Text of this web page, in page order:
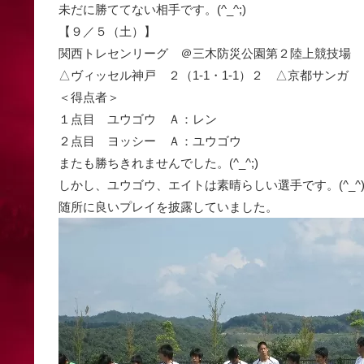
未だに勝ててない相手です。(^_^;)
【９／５（土）】
関西トレセンリーグ ＠三木防災公園第２陸上競技場
△ヴィッセル神戸 ２（1-1・1-1）２ △京都サンガ
＜得点者＞
１点目 ユウゴウ Ａ：レン
２点目 ヨッシー Ａ：ユウゴウ
またも勝ちきれませんでした。(^_^;)
しかし、ユウゴウ、エイトは素晴らしい選手です。
随所に良いプレイを披露していました。